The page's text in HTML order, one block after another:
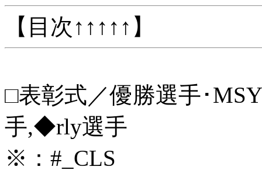
【目次↑↑↑↑↑】
□表彰式／優勝選手･
手,◆rly選手
※：#_CLS